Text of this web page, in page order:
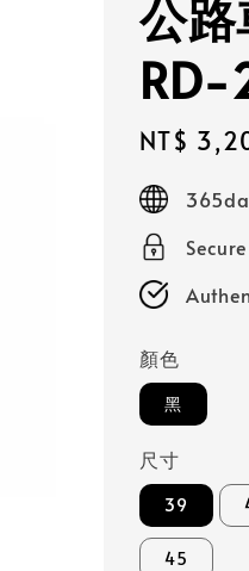
公
RD-
Sale
price
NT$
顏色
黑
尺寸
39
45